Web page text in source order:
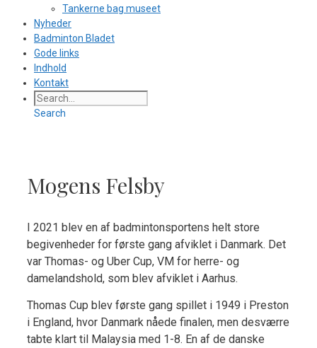
Tankerne bag museet
Nyheder
Badminton Bladet
Gode links
Indhold
Kontakt
Search
Mogens Felsby
I 2021 blev en af badmintonsportens helt store
begivenheder for første gang afviklet i Danmark. Det
var Thomas- og Uber Cup, VM for herre- og
damelandshold, som blev afviklet i Aarhus.
Thomas Cup blev første gang spillet i 1949 i Preston
i England, hvor Danmark nåede finalen, men desværre
tabte klart til Malaysia med 1-8. En af de danske